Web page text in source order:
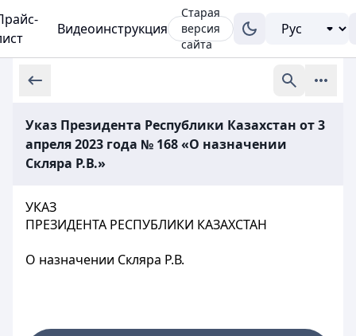
Видеоинструкция
Старая
версия
сайта
Указ Президента Республики Казахстан от 3
апреля 2023 года № 168 «О назначении
Скляра Р.В.»
УКАЗ
ПРЕЗИДЕНТА РЕСПУБЛИКИ КАЗАХСТАН
О назначении Скляра Р.В.